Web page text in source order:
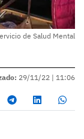
de Salud Mental
29/11/22 | 11:06